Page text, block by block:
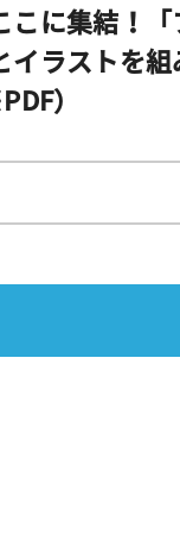
に集結！
ラストを
）